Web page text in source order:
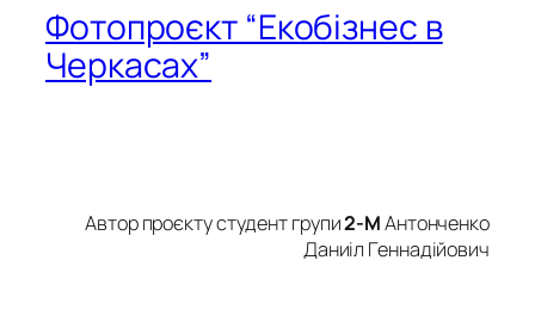
Фотопроєкт “Екобізнес в
Черкасах”
Автор проєкту студент групи2-МАнтонченко
Даниіл Геннадійович